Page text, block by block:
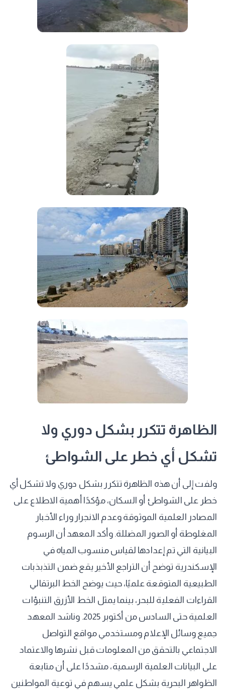
الظاهرة تتكرر بشكل دوري ولا
تشكل أي خطر على الشواطئ
ولفت إلى أن هذه الظاهرة تتكرر بشكل دوري ولا تشكل أي
خطر على الشواطئ أو السكان، مؤكدًا أهمية الاطلاع على
المصادر العلمية الموثوقة وعدم الانجرار وراء الأخبار
المغلوطة أو الصور المضللة. وأكد المعهد أن الرسوم
البيانية التي تم إعدادها لقياس منسوب المياه في
الإسكندرية توضح أن التراجع الأخير يقع ضمن التذبذبات
الطبيعية المتوقعة علميًا، حيث يوضح الخط البرتقالي
القراءات الفعلية للبحر، بينما يمثل الخط الأزرق التنبؤات
العلمية حتى السادس من أكتوبر 2025. وناشد المعهد
جميع وسائل الإعلام ومستخدمي مواقع التواصل
الاجتماعي بالتحقق من المعلومات قبل نشرها والاعتماد
على البيانات العلمية الرسمية، مشددًا على أن متابعة
الظواهر البحرية بشكل علمي يسهم في توعية المواطنين